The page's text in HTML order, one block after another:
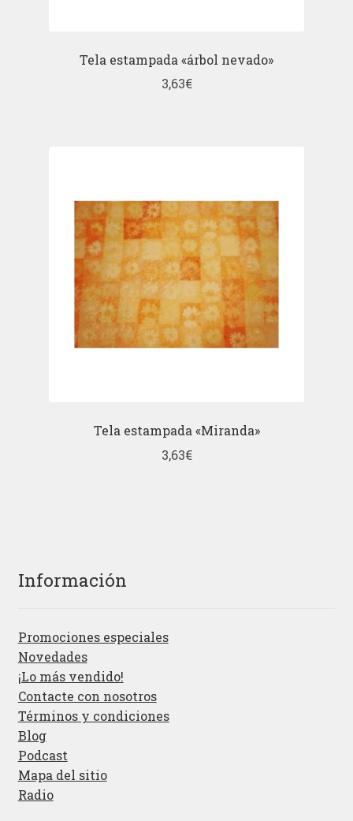
Tela estampada «árbol nevado»
3,63€
Tela estampada «Miranda»
3,63€
Información
Promociones especiales
Novedades
¡Lo más vendido!
Contacte con nosotros
Términos y condiciones
Blog
Podcast
Mapa del sitio
Radio